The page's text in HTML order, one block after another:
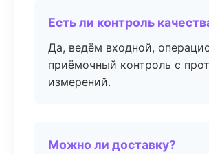
Есть ли контроль
Да, ведём входной,
приёмочный контроль с
измерений.
Можно ли доставку?